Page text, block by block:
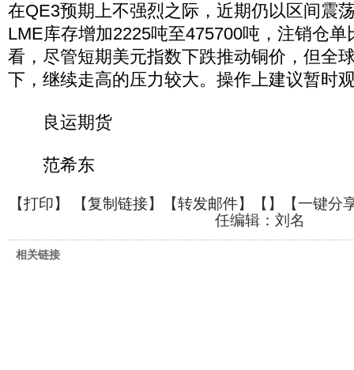
在QE3预期上不强烈之际，近期仍以区间震
LME库存增加2225吨至475700吨，注销仓
看，尽管短期美元指数下跌推动铜价，但全
下，继续走高的压力较大。操作上建议暂时
良运期货
范希东
【打印】 【复制链接】【转发邮件】【 】
【一键分
任编辑：刘名
相关链接